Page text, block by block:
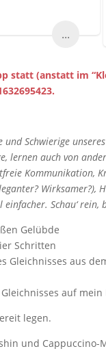
...
statt (anstatt im
und Schwierige
lernen auch von
Schau‘
Gelübde
Schritten
Gleichnisses aus
auf
legen.
und